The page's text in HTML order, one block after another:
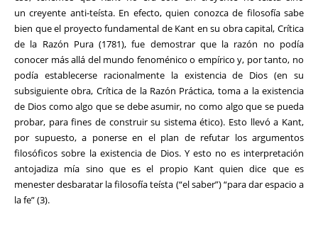
un creyente anti-teísta. En efecto, quien conozca de filosofía sabe
bien que el proyecto fundamental de Kant en su obra capital, Crítica
de la Razón Pura (1781), fue demostrar que la razón no podía
conocer más allá del mundo fenoménico o empírico y, por tanto, no
podía establecerse racionalmente la existencia de Dios (en su
subsiguiente obra, Crítica de la Razón Práctica, toma a la existencia
de Dios como algo que se debe asumir, no como algo que se pueda
probar, para fines de construir su sistema ético). Esto llevó a Kant,
por supuesto, a ponerse en el plan de refutar los argumentos
filosóficos sobre la existencia de Dios. Y esto no es interpretación
antojadiza mía sino que es el propio Kant quien dice que es
menester desbaratar la filosofía teísta (“el saber”) “para dar espacio a
la fe” (3).